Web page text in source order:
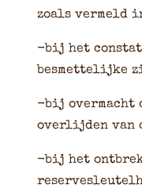
zoals vermeld
-bij het
besmettelijke
-bij overmacht
overlijden van
-bij het